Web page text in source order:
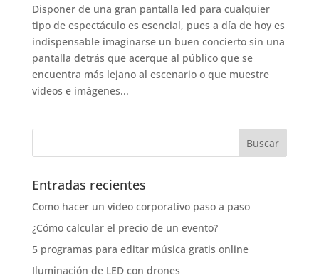
Disponer de una gran pantalla led para cualquier
tipo de espectáculo es esencial, pues a día de hoy es
indispensable imaginarse un buen concierto sin una
pantalla detrás que acerque al público que se
encuentra más lejano al escenario o que muestre
videos e imágenes...
Entradas recientes
Como hacer un vídeo corporativo paso a paso
¿Cómo calcular el precio de un evento?
5 programas para editar música gratis online
Iluminación de LED con drones